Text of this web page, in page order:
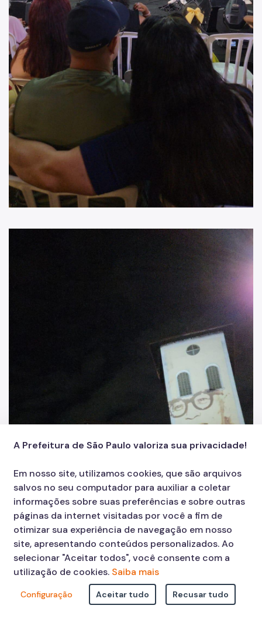
A Prefeitura de São Paulo valoriza sua privacidade!
Em nosso site, utilizamos cookies, que são arquivos
salvos no seu computador para auxiliar a coletar
informações sobre suas preferências e sobre outras
páginas da internet visitadas por você a fim de
otimizar sua experiência de navegação em nosso
site, apresentando conteúdos personalizados. Ao
selecionar "Aceitar todos", você consente com a
utilização de cookies. Saiba mais
Configuração Aceitar tudo Recusar tudo